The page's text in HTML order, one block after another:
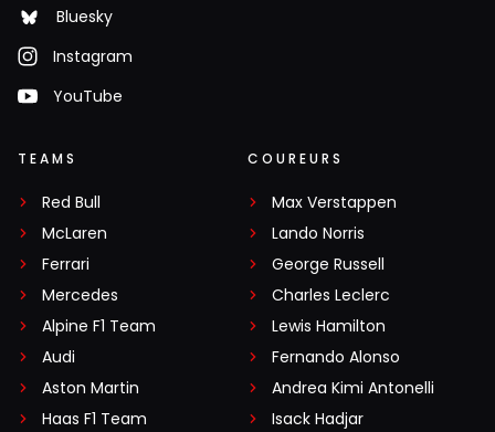
Bluesky
Instagram
YouTube
TEAMS
Red Bull
McLaren
Ferrari
Mercedes
Alpine F1 Team
Audi
Aston Martin
Haas F1 Team
COUREURS
Max Verstappen
Lando Norris
George Russell
Charles Leclerc
Lewis Hamilton
Fernando Alonso
Andrea Kimi Antonelli
Isack Hadjar